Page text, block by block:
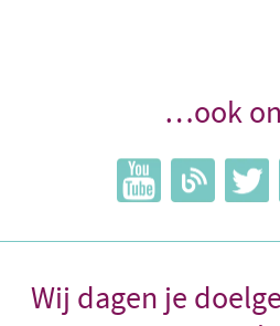
…ook
Wij dagen je